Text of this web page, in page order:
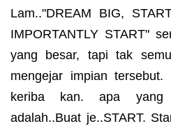
Lam.."DREAM BIG,
IMPORTANTLY START"
yang besar, tapi tak
mengejar impian
keriba kan. apa yang
adalah..Buat je..START.